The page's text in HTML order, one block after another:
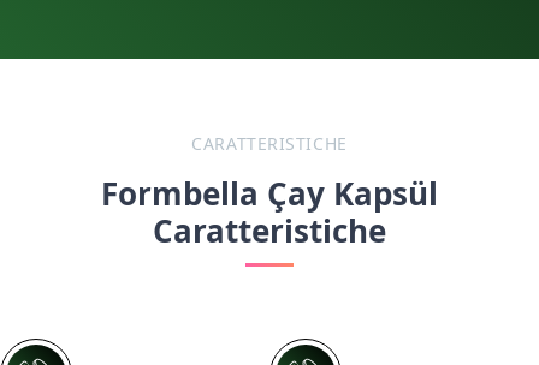
CARATTERISTICHE
Formbella Çay Kapsül
Caratteristiche